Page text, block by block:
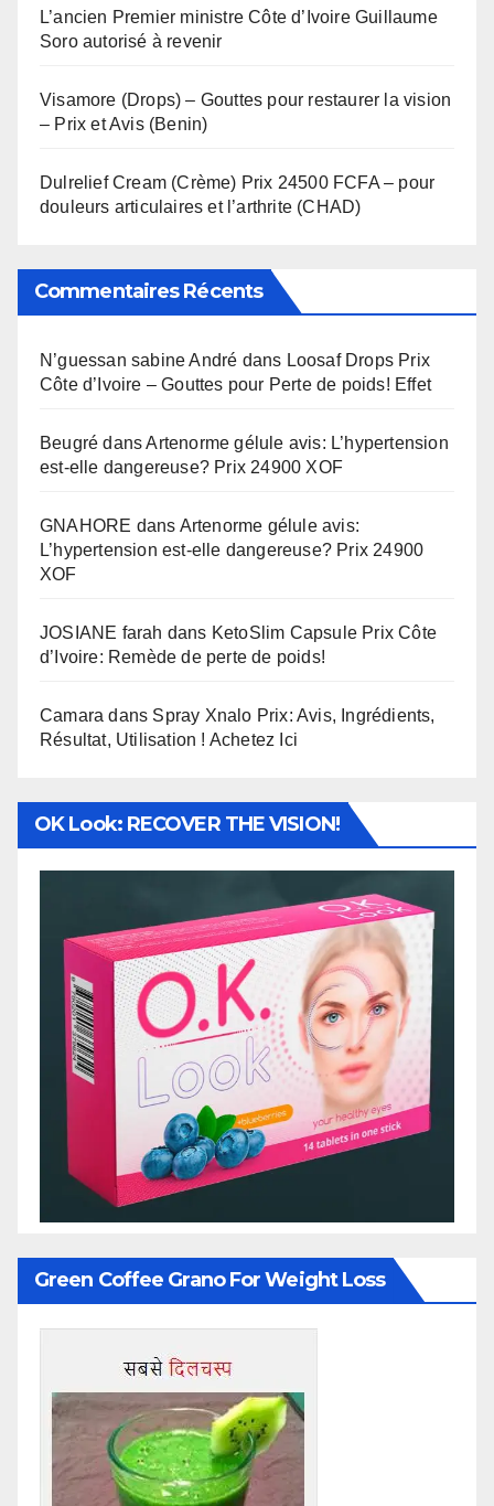
L’ancien Premier ministre Côte d’Ivoire Guillaume
Soro autorisé à revenir
Visamore (Drops) – Gouttes pour restaurer la vision
– Prix et Avis (Benin)
Dulrelief Cream (Crème) Prix 24500 FCFA – pour
douleurs articulaires et l’arthrite (CHAD)
Commentaires Récents
N’guessan sabine André dans Loosaf Drops Prix
Côte d’Ivoire – Gouttes pour Perte de poids! Effet
Beugré dansArtenorme gélule avis: L’hypertension
est-elle dangereuse? Prix 24900 XOF
GNAHORE dans Artenorme gélule avis:
L’hypertension est-elle dangereuse? Prix 24900
XOF
JOSIANE farah dans KetoSlim Capsule Prix Côte
d’Ivoire: Remède de perte de poids!
Camara dans Spray Xnalo Prix: Avis, Ingrédients,
Résultat, Utilisation ! Achetez Ici
OK Look: RECOVER THE VISION!
Green Coffee Grano For Weight Loss